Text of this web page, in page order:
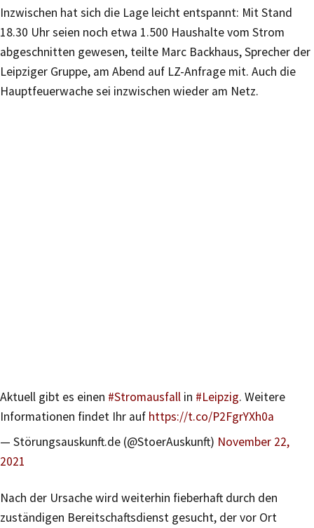
Inzwischen hat sich die Lage leicht entspannt: Mit Stand
18.30 Uhr seien noch etwa 1.500 Haushalte vom Strom
abgeschnitten gewesen, teilte Marc Backhaus, Sprecher der
Leipziger Gruppe, am Abend auf LZ-Anfrage mit. Auch die
Hauptfeuerwache sei inzwischen wieder am Netz.
Aktuell gibt es einen #Stromausfall in #Leipzig. Weitere
Informationen findet Ihr auf https://t.co/P2FgrYXh0a
— Störungsauskunft.de (@StoerAuskunft) November 22,
2021
Nach der Ursache wird weiterhin fieberhaft durch den
zuständigen Bereitschaftsdienst gesucht, der vor Ort